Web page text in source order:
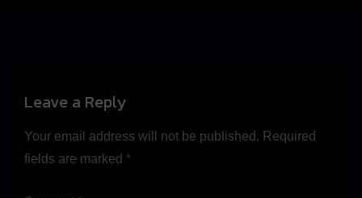
Leave a Reply
Your email address will not be published. Required
fields are marked *